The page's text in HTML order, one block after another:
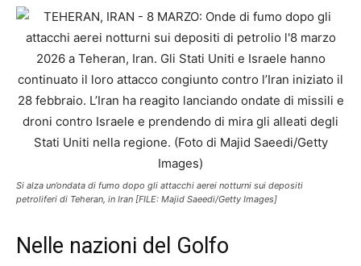
Si alza un’ondata di fumo dopo gli attacchi aerei notturni sui depositi
petroliferi di Teheran, in Iran [FILE: Majid Saeedi/Getty Images]
Nelle nazioni del Golfo